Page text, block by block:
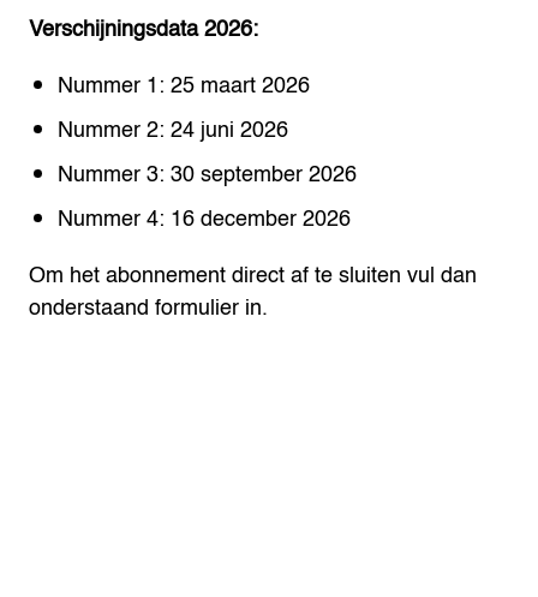
Verschijningsdata 2026:
Nummer 1: 25 maart 2026
Nummer 2: 24 juni 2026
Nummer 3: 30 september 2026
Nummer 4: 16 december 2026
Om het abonnement direct af te sluiten vul dan
onderstaand formulier in.